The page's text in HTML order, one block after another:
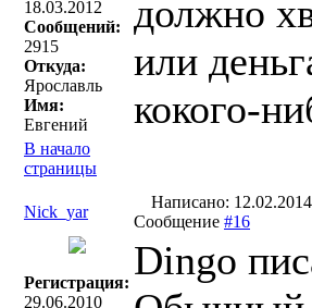
18.03.2012
Сообщений:
2915
Откуда:
Ярославль
Имя:
Евгений
должно
или
кокого-
В начало
страницы
Nick_yar
Написано:
Сообщение #16
Регистрация:
29.06.2010
Dingo